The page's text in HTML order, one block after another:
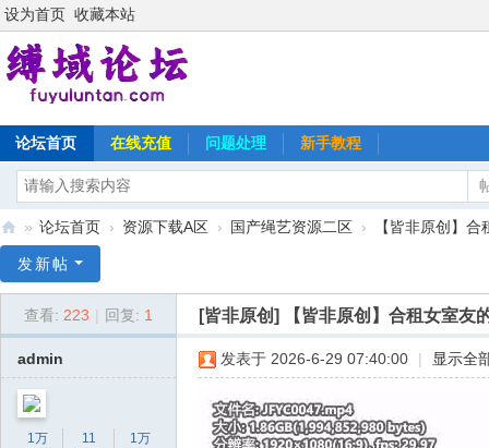
设为首页 收藏本站
论坛首页 在线充值 问题处理 新手教程
域
» 论坛首页 › 资源下载A区 › 国产绳艺资源二区 › 【皆非原创】
发新帖
查看: 223 回复: 1 [皆非原创] 【皆非原创】合租女室
admin
1万
11
1万
发表于 2026-6-29 07:40:00 显示全